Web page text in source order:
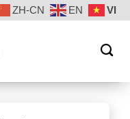
ZH-CN EN VI